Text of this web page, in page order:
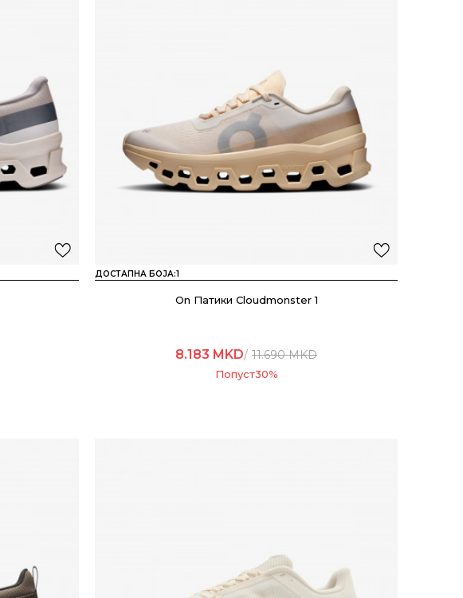
ДОСТАПНА БОЈА:1
On Патики Cloudmonster 1
8.183 MKD 11.690MKD
Попуст30%